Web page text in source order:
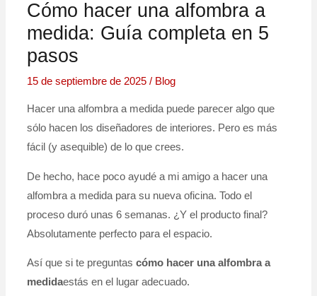
Cómo hacer una alfombra a
medida: Guía completa en 5
pasos
15 de septiembre de 2025 / Blog
Hacer una alfombra a medida puede parecer algo que
sólo hacen los diseñadores de interiores. Pero es más
fácil (y asequible) de lo que crees.
De hecho, hace poco ayudé a mi amigo a hacer una
alfombra a medida para su nueva oficina. Todo el
proceso duró unas 6 semanas. ¿Y el producto final?
Absolutamente perfecto para el espacio.
Así que si te preguntas cómo hacer una alfombra a
medidaestás en el lugar adecuado.